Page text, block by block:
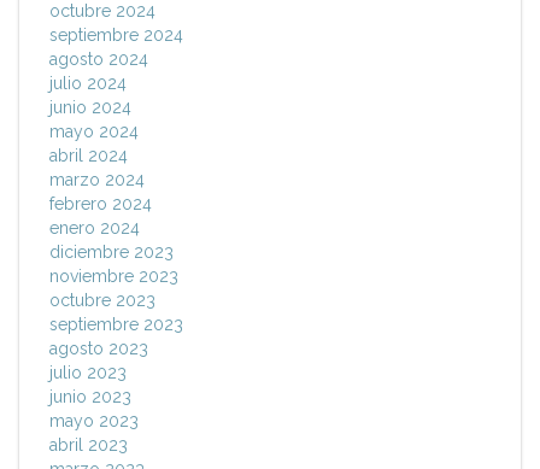
octubre 2024
septiembre 2024
agosto 2024
julio 2024
junio 2024
mayo 2024
abril 2024
marzo 2024
febrero 2024
enero 2024
diciembre 2023
noviembre 2023
octubre 2023
septiembre 2023
agosto 2023
julio 2023
junio 2023
mayo 2023
abril 2023